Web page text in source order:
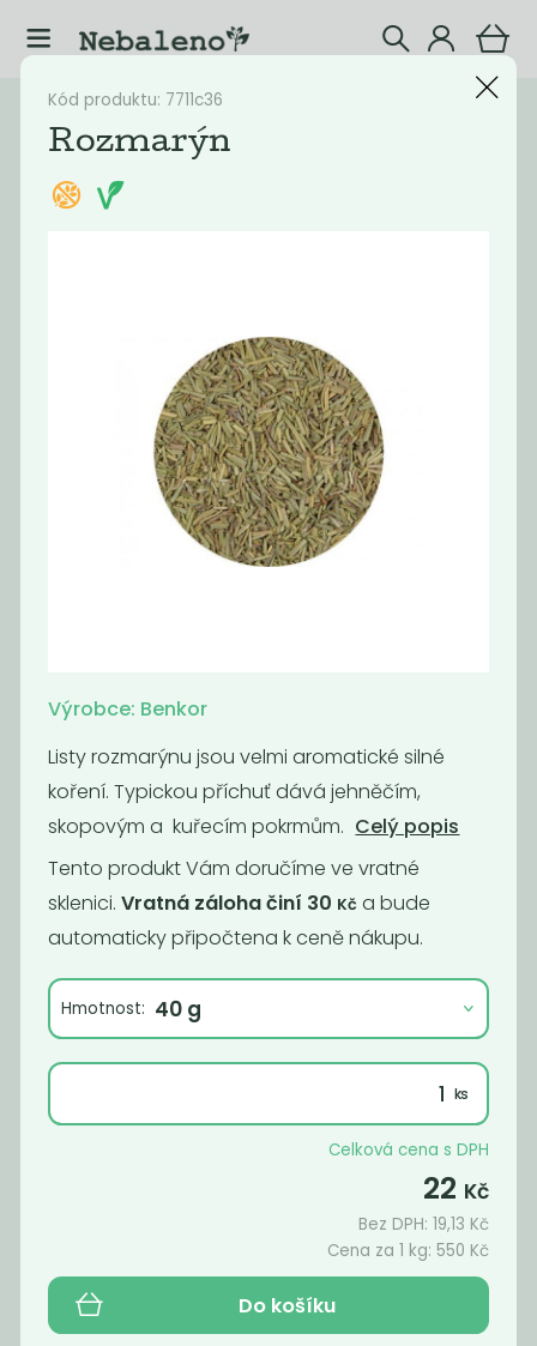
Katalog Potraviny
Filtrovat produkty
570
Badyán mletý
899Kč/ Kg 790Kč/ Kg
Kód produktu: 7711c36
Rozmarýn
Výrobce: Benkor
Listy rozmarýnu jsou velmi aromatické silné
koření. Typickou příchuť dává jehněčím,
skopovým a kuřecím pokrmům. Celý popis
Tento produkt Vám doručíme ve vratné
sklenici. Vratná záloha činí 30 Kč a bude
automaticky připočtena k ceně nákupu.
Hmotnost:
Celková cena s DPH
22 Kč
Bez DPH:19,13 Kč
Cena za 1 kg: 550 Kč
Do košíku